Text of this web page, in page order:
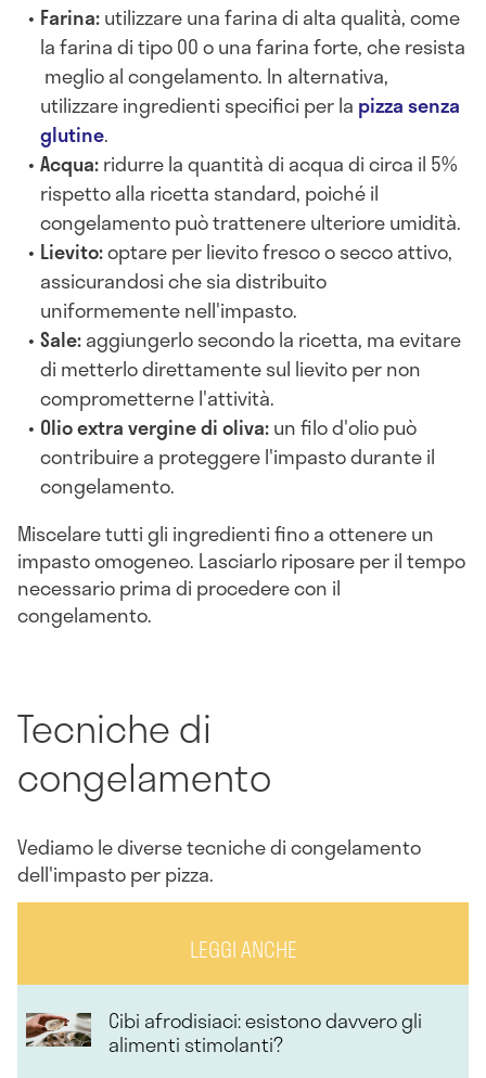
Farina:utilizzare una farina di alta qualità, come
la farina di tipo 00 o una farina forte, che resista
meglio al congelamento. In alternativa,
utilizzare ingredienti specifici per la pizza senza
glutine.
Acqua:ridurre la quantità di acqua di circa il 5%
rispetto alla ricetta standard, poiché il
congelamento può trattenere ulteriore umidità.
Lievito:optare per lievito fresco o secco attivo,
assicurandosi che sia distribuito
uniformemente nell'impasto.
Sale:aggiungerlo secondo la ricetta, ma evitare
di metterlo direttamente sul lievito per non
comprometterne l'attività.
Olio extra vergine di oliva:un filo d'olio può
contribuire a proteggere l'impasto durante il
congelamento.
Miscelare tutti gli ingredienti fino a ottenere un
impasto omogeneo. Lasciarlo riposare per il tempo
necessario prima di procedere con il
congelamento.
Tecniche di
congelamento
Vediamo le diverse tecniche di congelamento
dell'impasto per pizza.
LEGGI ANCHE
Cibi afrodisiaci: esistono davvero gli
alimenti stimolanti?